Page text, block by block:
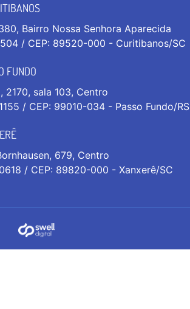
Bairro Nossa Senhora Aparecida
/ CEP: 89520-000 - Curitibanos/SC
FUNDO
2170, sala 103, Centro
/ CEP: 99010-034 - Passo Fundo/RS
679, Centro
/ CEP: 89820-000 - Xanxerê/SC